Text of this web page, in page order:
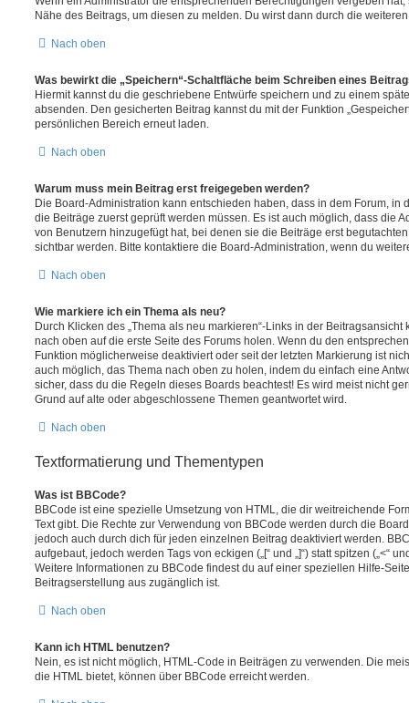
Nähe des Beitrags, um diesen zu melden. Du wirst dann durch die
Nach oben
Was bewirkt die „Speichern“-Schaltfläche beim Schreiben eines
Hiermit kannst du die geschriebene Entwürfe speichern und zu einem
absenden. Den gesicherten Beitrag kannst du mit der Funktion
persönlichen Bereich erneut laden.
Nach oben
Warum muss mein Beitrag erst freigegeben werden?
Die Board-Administration kann entschieden haben, dass in dem Forum, in
die Beiträge zuerst geprüft werden müssen. Es ist auch möglich, dass die
von Benutzern hinzugefügt hat, bei denen sie die Beiträge erst
sichtbar werden. Bitte kontaktiere die Board-Administration, wenn du
Nach oben
Wie markiere ich ein Thema als neu?
Durch Klicken des „Thema als neu markieren“-Links in der
nach oben auf die erste Seite des Forums holen. Wenn du den
Funktion möglicherweise deaktiviert oder seit der letzten Markierung ist
auch möglich, das Thema nach oben zu holen, indem du einfach eine
sicher, dass du die Regeln dieses Boards beachtest! Es wird meist nicht
Grund auf alte oder abgeschlossene Themen geantwortet wird.
Nach oben
Textformatierung und Thementypen
Was ist BBCode?
BBCode ist eine spezielle Umsetzung von HTML, die dir weitreichende
Text gibt. Die Rechte zur Verwendung von BBCode werden durch die
jedoch auch durch dich für jeden einzelnen Beitrag deaktiviert werden.
aufgebaut, jedoch werden Tags von eckigen („[“ und „]“) statt spitzen („<“
Weitere Informationen zu BBCode findest du auf einer speziellen Hilfe-
Beitragserstellung aus zugänglich ist.
Nach oben
Kann ich HTML benutzen?
Nein, es ist nicht möglich, HTML-Code in Beiträgen zu verwenden. Die
die HTML bietet, können über BBCode erreicht werden.